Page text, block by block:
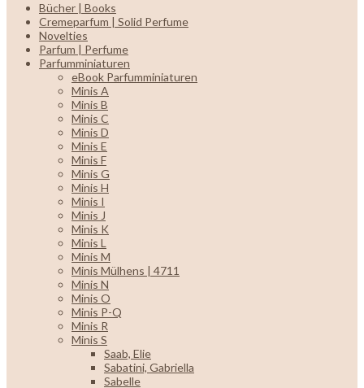
Bücher | Books
Cremeparfum | Solid Perfume
Novelties
Parfum | Perfume
Parfumminiaturen
eBook Parfumminiaturen
Minis A
Minis B
Minis C
Minis D
Minis E
Minis F
Minis G
Minis H
Minis I
Minis J
Minis K
Minis L
Minis M
Minis Mülhens | 4711
Minis N
Minis O
Minis P-Q
Minis R
Minis S
Saab, Elie
Sabatini, Gabriella
Sabelle